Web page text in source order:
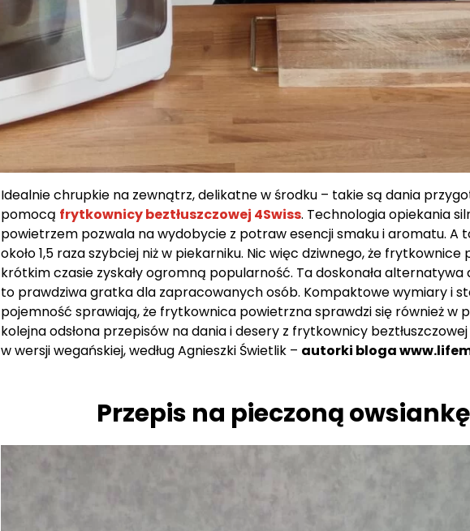
Idealnie chrupkie na zewnątrz, delikatne w środku – takie są dania
pomocą frytkownicy beztłuszczowej 4Swiss. Technologia opiekania
powietrzem pozwala na wydobycie z potraw esencji smaku i aromatu. A
około 1,5 raza szybciej niż w piekarniku. Nic więc dziwnego, że
krótkim czasie zyskały ogromną popularność. Ta doskonała alternatywa
to prawdziwa gratka dla zapracowanych osób. Kompaktowe wymiary i
pojemność sprawiają, że frytkownica powietrzna sprawdzi się również w
kolejna odsłona przepisów na dania i desery z frytkownicy
w wersji wegańskiej, według Agnieszki Świetlik – autorki bloga
Przepis na pieczoną owsiankę